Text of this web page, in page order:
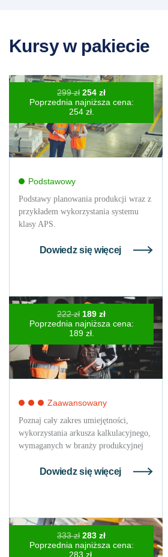
Kursy w pakiecie
Podstawowy
Podstawy planowania produkcji wraz z
przykładem wykorzystania systemu
klasy APS.
Dowiedz się więcej
299zł Pierwotna
cena
wynosiła:
254 złAktualna
cena
Poprzednia najniższa cena:
254 zł.
Zaawansowany
Poznaj cały zakres umiejętności,
wykorzystania arkusza kalkulacyjnego,
wymaganych w branży produkcyjnej
Dowiedz się więcej
222zł Pierwotna
cena
wynosiła:
189 złAktualna
cena
Poprzednia najniższa cena:
189 zł.
333zł Pierwotna
cena
wynosiła:
283 złAktualna
cena
Poprzednia najniższa cena:
283 zł.